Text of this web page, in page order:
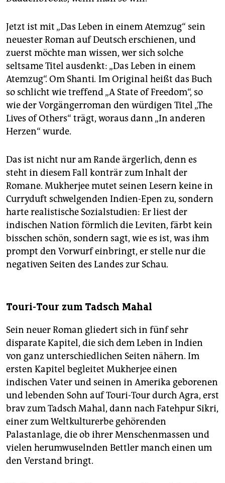
Jetzt ist mit „Das Leben in einem Atemzug“ sein
neuester Roman auf Deutsch erschienen, und
zuerst möchte man wissen, wer sich solche
seltsame Titel ausdenkt: „Das Leben in einem
Atemzug“. Om Shanti. Im Original heißt das Buch
so schlicht wie treffend „A State of Freedom“, so
wie der Vorgängerroman den würdigen Titel „The
Lives of Others“ trägt, wor­aus dann „In anderen
Herzen“ wurde.
Das ist nicht nur am Rande ärgerlich, denn es
steht in diesem Fall konträr zum Inhalt der
Romane. Mukherjee mutet seinen Lesern keine in
Curryduft schwelgenden Indien-Epen zu, sondern
harte realistische Sozialstudien: Er liest der
indischen Nation förmlich die Leviten, färbt kein
bisschen schön, sondern sagt, wie es ist, was ihm
prompt den Vorwurf einbringt, er stelle nur die
negativen Seiten des Landes zur Schau.
Touri-Tour zum Tadsch Mahal
Sein neuer Roman gliedert sich in fünf sehr
disparate Kapitel, die sich dem Leben in Indien
von ganz unterschiedlichen Seiten nähern. Im
ersten Kapitel begleitet Mukherjee einen
indischen Vater und seinen in Amerika geborenen
und lebenden Sohn auf Touri-Tour durch Agra, erst
brav zum Tadsch Mahal, dann nach Fatehpur Sikri,
einer zum Weltkulturerbe gehörenden
Palastanlage, die ob ihrer Menschenmassen und
vielen herumwuselnden Bettler manch einen um
den Verstand bringt.